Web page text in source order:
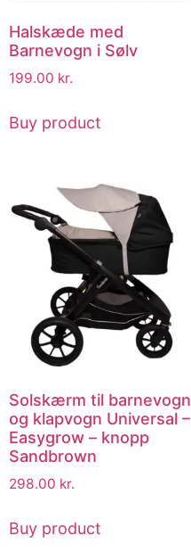
Halskæde med
Barnevogn i Sølv
199.00 kr.
Buy product
Solskærm til barnevogn
og klapvogn Universal –
Easygrow – knopp
Sandbrown
298.00 kr.
Buy product